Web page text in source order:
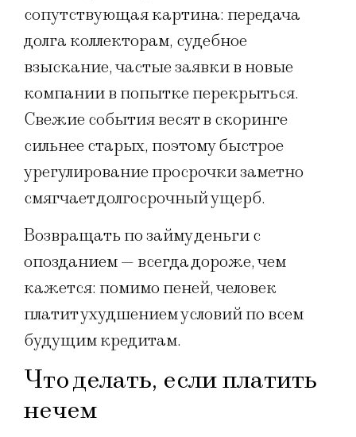
сопутствующая картина: передача
долга коллекторам, судебное
взыскание, частые заявки в новые
компании в попытке перекрыться.
Свежие события весят в скоринге
сильнее старых, поэтому быстрое
урегулирование просрочки заметно
смягчает долгосрочный ущерб.
Возвращать по займу деньги с
опозданием — всегда дороже, чем
кажется: помимо пеней, человек
платит ухудшением условий по всем
будущим кредитам.
Что делать, если платить
нечем